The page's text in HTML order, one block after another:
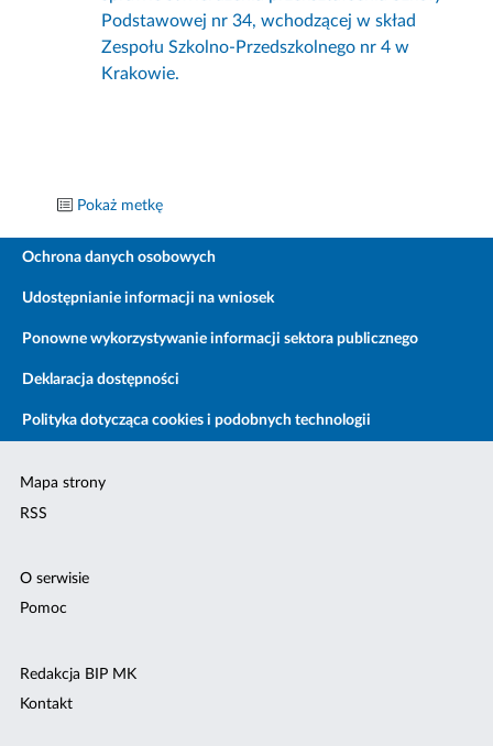
Podstawowej nr 34, wchodzącej w skład
Zespołu Szkolno-Przedszkolnego nr 4 w
Krakowie.
Pokaż metkę
Ochrona danych osobowych
Udostępnianie informacji na wniosek
Ponowne wykorzystywanie informacji sektora publicznego
Deklaracja dostępności
Polityka dotycząca cookies i podobnych technologii
Mapa strony
RSS
O serwisie
Pomoc
Redakcja BIP MK
Kontakt